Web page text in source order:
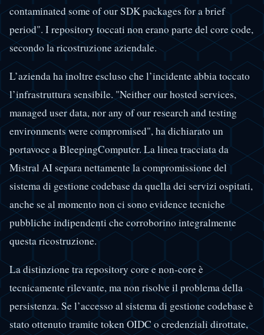
contaminated some of our SDK packages for a brief
period". I repository toccati non erano parte del core code,
secondo la ricostruzione aziendale.
L’azienda ha inoltre escluso che l’incidente abbia toccato
l’infrastruttura sensibile. "Neither our hosted services,
managed user data, nor any of our research and testing
environments were compromised", ha dichiarato un
portavoce a BleepingComputer. La linea tracciata da
Mistral AI separa nettamente la compromissione del
sistema di gestione codebase da quella dei servizi ospitati,
anche se al momento non ci sono evidence tecniche
pubbliche indipendenti che corroborino integralmente
questa ricostruzione.
La distinzione tra repository core e non-core è
tecnicamente rilevante, ma non risolve il problema della
persistenza. Se l’accesso al sistema di gestione codebase è
stato ottenuto tramite token OIDC o credenziali dirottate,